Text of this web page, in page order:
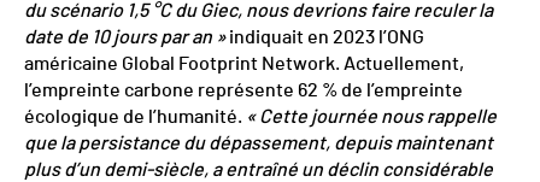
du scénario 1,5 °C du Giec, nous devrions faire reculer la
date de 10 jours par an »indiquait en 2023 l’ONG
américaine Global Footprint Network. Actuellement,
l’empreinte carbone représente 62 % de l’empreinte
écologique de l’humanité. « Cette journée nous rappelle
que la persistance du dépassement, depuis maintenant
plus d’un demi-siècle, a entraîné un déclin considérable